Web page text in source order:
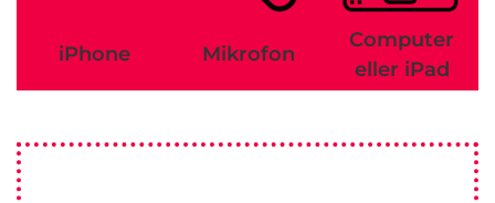
iPhone Mikrofon
Computer
eller iPad